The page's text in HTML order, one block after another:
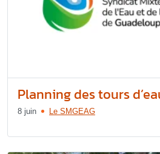
Planning des tours
8 juin Le SMGEAG